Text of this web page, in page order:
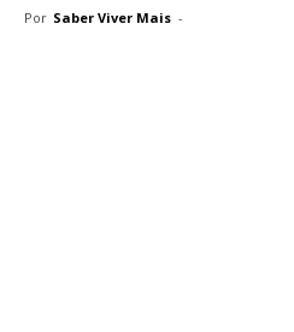
Por Saber Viver Mais -